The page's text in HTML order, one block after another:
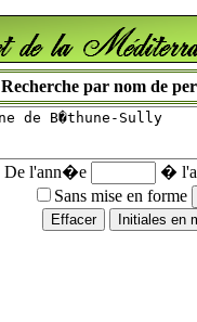
Recherche par nom de
De l'ann�e
�
Sans mise en forme